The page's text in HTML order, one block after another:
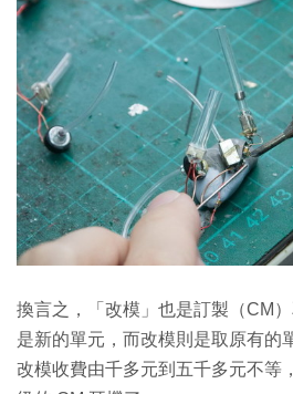
換言之，「改模」也是訂製（CM
是新的單元，而改模則是取原有的
改模收費由千多元到五千多元不等